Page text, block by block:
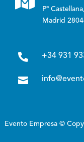
Pº
Madrid
 +34 931

Evento Empresa ©